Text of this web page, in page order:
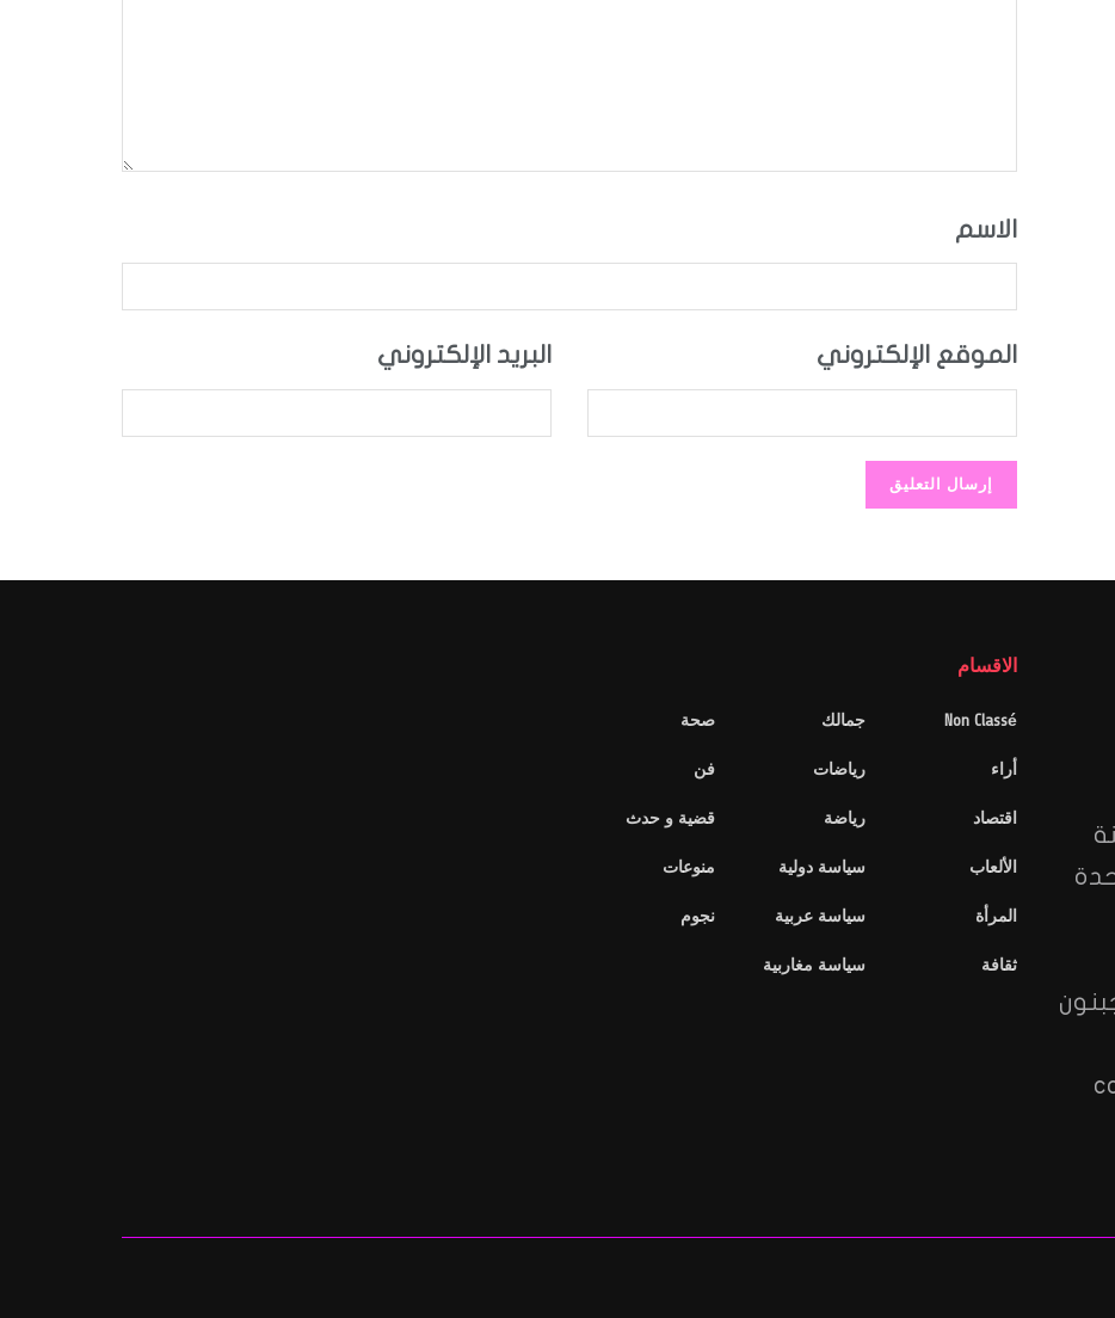
الاسم
البريد الإلكتروني الموقع الإلكتروني
الاقسام
Non Classé
أراء
اقتصاد
الألعاب
المرأة
ثقافة
جمالك
رياضات
رياضة
سياسة دولية
سياسة عربية
سياسة مغاربية
صحة
فن
قضية و حدث
منوعات
نجوم